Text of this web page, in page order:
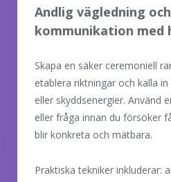
Andlig vägledning och
kommunikation med
Skapa en säker ceremoniell
etablera riktningar och kalla
eller skyddsenergier. Använd
eller fråga innan du försöker
blir konkreta och mätbara.
Praktiska tekniker inkluderar: